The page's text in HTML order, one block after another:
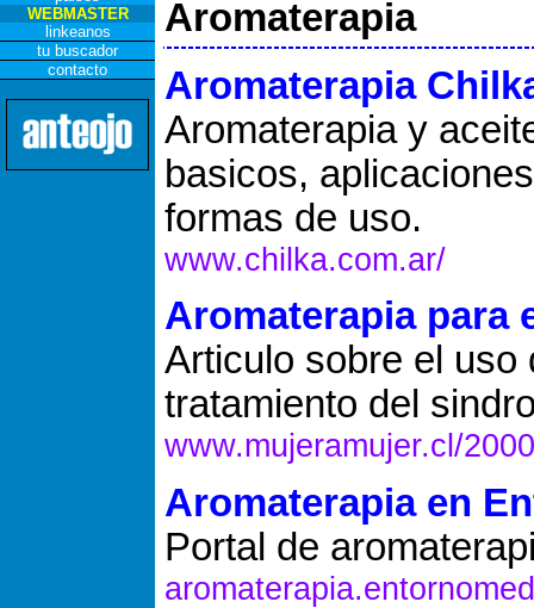
WEBMASTER
linkeanos
tu buscador
contacto
Aromaterapia
Aromaterapia
Aromaterapia y
basicos,
formas de uso.
www.chilka.com.ar/
Aromaterapia para
Articulo sobre el uso
tratamiento del
www.mujeramujer.cl/
Aromaterapia en
Portal de